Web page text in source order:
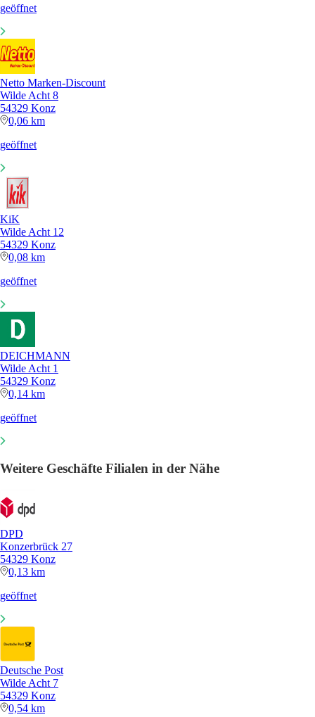
geöffnet
Netto Marken-Discount
Wilde Acht 8
54329 Konz
0,06 km
geöffnet
KiK
Wilde Acht 12
54329 Konz
0,08 km
geöffnet
DEICHMANN
Wilde Acht 1
54329 Konz
0,14 km
geöffnet
Weitere Geschäfte Filialen in der Nähe
DPD
Konzerbrück 27
54329 Konz
0,13 km
geöffnet
Deutsche Post
Wilde Acht 7
54329 Konz
0,54 km